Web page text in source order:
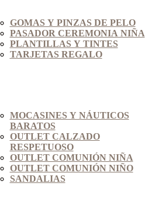
GOMAS Y PINZAS DE PELO
PASADOR CEREMONIA NIÑA
PLANTILLAS Y TINTES
TARJETAS REGALO
MOCASINES Y NÁUTICOS
BARATOS
OUTLET CALZADO
RESPETUOSO
OUTLET COMUNIÓN NIÑA
OUTLET COMUNIÓN NIÑO
SANDALIAS